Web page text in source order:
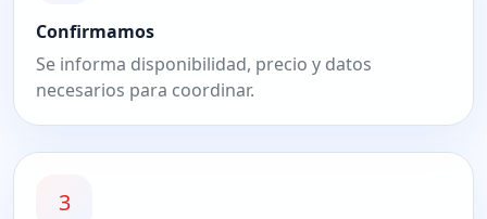
Confirmamos
Se informa disponibilidad, precio y datos
necesarios para coordinar.
3